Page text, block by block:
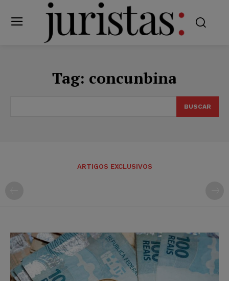
Tag: concunbina
BUSCAR
ARTIGOS EXCLUSIVOS